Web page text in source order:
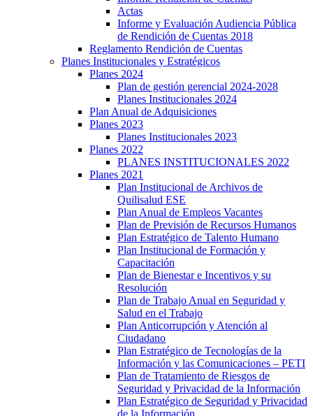
Actas
Informe y Evaluación Audiencia Pública
de Rendición de Cuentas 2018
Reglamento Rendición de Cuentas
Planes Institucionales y Estratégicos
Planes 2024
Plan de gestión gerencial 2024-2028
Planes Institucionales 2024
Plan Anual de Adquisiciones
Planes 2023
Planes Institucionales 2023
Planes 2022
PLANES INSTITUCIONALES 2022
Planes 2021
Plan Institucional de Archivos de
Quilisalud ESE
Plan Anual de Empleos Vacantes
Plan de Previsión de Recursos Humanos
Plan Estratégico de Talento Humano
Plan Institucional de Formación y
Capacitación
Plan de Bienestar e Incentivos y su
Resolución
Plan de Trabajo Anual en Seguridad y
Salud en el Trabajo
Plan Anticorrupción y Atención al
Ciudadano
Plan Estratégico de Tecnologías de la
Información y las Comunicaciones – PETI
Plan de Tratamiento de Riesgos de
Seguridad y Privacidad de la Información
Plan Estratégico de Seguridad y Privacidad
de la Información